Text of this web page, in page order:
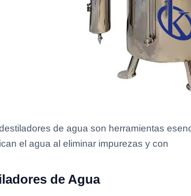
de agua son herramientas
el agua al eliminar impurezas y con
de Agua